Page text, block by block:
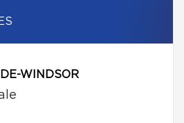
WINDSOR